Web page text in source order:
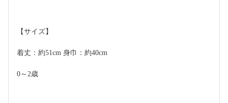
【サイズ】
着丈：約51cm 身巾：約40cm
0～2歳